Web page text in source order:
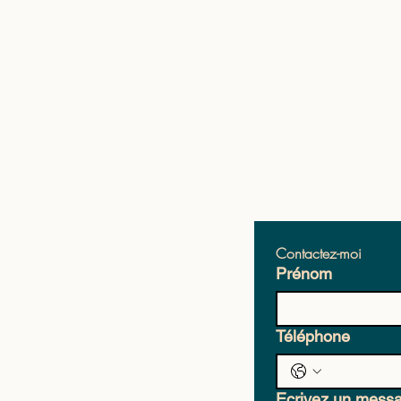
Contactez-moi
Prénom
Téléphone